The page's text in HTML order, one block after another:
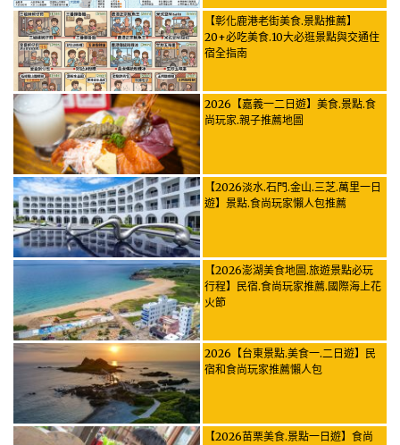
【彰化鹿港老街美食.景點推薦】
20+必吃美食.10大必逛景點與交通住
宿全指南
2026【嘉義一二日遊】美食.景點.食
尚玩家.親子推薦地圖
【2026淡水.石門.金山.三芝.萬里一日
遊】景點.食尚玩家懶人包推薦
【2026澎湖美食地圖.旅遊景點必玩
行程】民宿.食尚玩家推薦.國際海上花
火節
2026【台東景點.美食一.二日遊】民
宿和食尚玩家推薦懶人包
【2026苗栗美食.景點一日遊】食尚